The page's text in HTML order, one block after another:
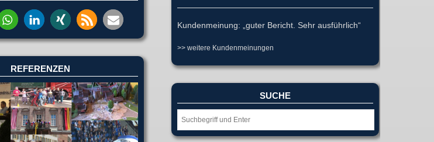
REFERENZEN
Kundenmeinung: „guter Bericht. Sehr ausführlich“
>> weitere Kundenmeinungen
SUCHE